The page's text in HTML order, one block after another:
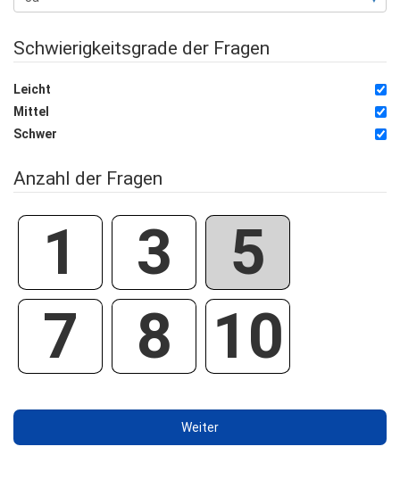
Schwierigkeitsgrade der Fragen
Leicht
Mittel
Schwer
Anzahl der Fragen
1 3
5
7
8 10